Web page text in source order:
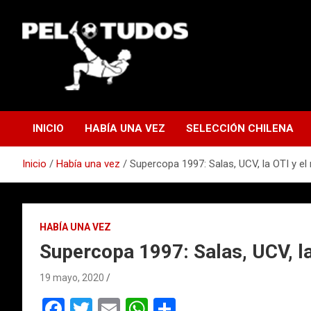
contenido
INICIO HABÍA UNA VEZ SELECCIÓN CHILENA
Inicio Había una vez Supercopa 1997: Salas, UCV, la OTI y
HABÍA UNA VEZ
Supercopa 1997: Salas, UCV,
19 mayo, 2020